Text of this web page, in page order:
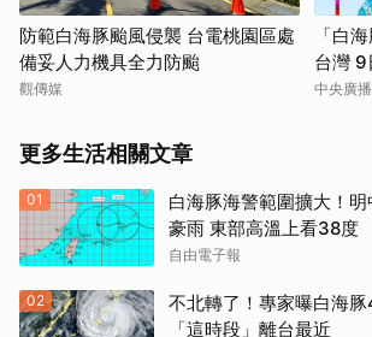
防範白海豚颱風侵襲 台電桃園區處
備妥人力機具全力防颱
觀傳媒
「白
台灣 9
中央廣
更多生活相關文章
01
白海豚海警範圍擴大！
豪雨 東部高溫上看38度
自由電子報
02
不北轉了！專家曝白海豚
「這時段」離台最近